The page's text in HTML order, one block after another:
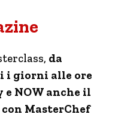
da
i giorni alle ore
e NOW anche il
MasterChef